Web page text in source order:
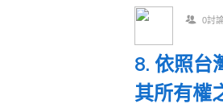
0討
8. 依照台
其所有權